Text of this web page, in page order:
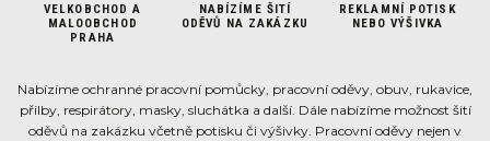
VELKOBCHOD A
MALOOBCHOD
PRAHA
NABÍZÍME ŠITÍ
ODĚVŮ NA ZAKÁZKU
REKLAMNÍ POTISK
NEBO VÝŠIVKA
Nabízíme ochranné pracovní pomůcky, pracovní oděvy, obuv, rukavice,
přilby, respirátory, masky, sluchátka a další. Dále nabízíme možnost šití
oděvů na zakázku včetně potisku či výšivky. Pracovní oděvy nejen v